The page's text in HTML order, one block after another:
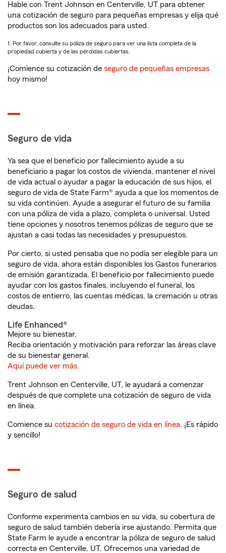
Hable con Trent Johnson en Centerville, UT para obtener
una cotización de seguro para pequeñas empresas y elija qué
productos son los adecuados para usted.
1. Por favor, consulte su póliza de seguro para ver una lista completa de la
propiedad cubierta y de las pérdidas cubiertas.
¡Comience su cotización de seguro de pequeñas empresas
hoy mismo!
Seguro de vida
Ya sea que el beneficio por fallecimiento ayude a su
beneficiario a pagar los costos de vivienda, mantener el nivel
de vida actual o ayudar a pagar la educación de sus hijos, el
seguro de vida de State Farm® ayuda a que los momentos de
su vida continúen. Ayude a asegurar el futuro de su familia
con una póliza de vida a plazo, completa o universal. Usted
tiene opciones y nosotros tenemos pólizas de seguro que se
ajustan a casi todas las necesidades y presupuestos.
Por cierto, si usted pensaba que no podía ser elegible para un
seguro de vida, ahora están disponibles los Gastos funerarios
de emisión garantizada. El beneficio por fallecimiento puede
ayudar con los gastos finales, incluyendo el funeral, los
costos de entierro, las cuentas médicas, la cremación u otras
deudas.
Life Enhanced®
Mejore su bienestar.
Reciba orientación y motivación para reforzar las áreas clave
de su bienestar general.
Aquí puede ver más.
Trent Johnson en Centerville, UT, le ayudará a comenzar
después de que complete una cotización de seguro de vida
en línea.
Comience su cotización de seguro de vida en línea. ¡Es rápido
y sencillo!
Seguro de salud
Conforme experimenta cambios en su vida, su cobertura de
seguro de salud también debería irse ajustando. Permita que
State Farm le ayude a encontrar la póliza de seguro de salud
correcta en Centerville, UT. Ofrecemos una variedad de